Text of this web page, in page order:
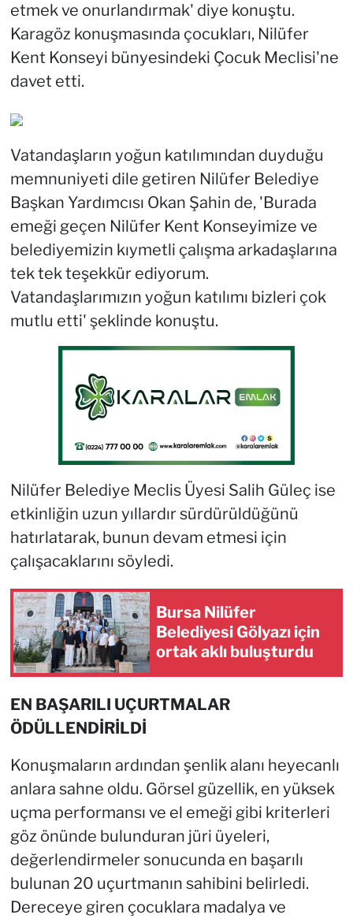
etmek ve onurlandırmak' diye konuştu.
Karagöz konuşmasında çocukları, Nilüfer
Kent Konseyi bünyesindeki Çocuk Meclisi'ne
davet etti.
Vatandaşların yoğun katılımından duyduğu
memnuniyeti dile getiren Nilüfer Belediye
Başkan Yardımcısı Okan Şahin de, 'Burada
emeği geçen Nilüfer Kent Konseyimize ve
belediyemizin kıymetli çalışma arkadaşlarına
tek tek teşekkür ediyorum.
Vatandaşlarımızın yoğun katılımı bizleri çok
mutlu etti' şeklinde konuştu.
Nilüfer Belediye Meclis Üyesi Salih Güleç ise
etkinliğin uzun yıllardır sürdürüldüğünü
hatırlatarak, bunun devam etmesi için
çalışacaklarını söyledi.
Bursa Nilüfer
Belediyesi Gölyazı için
ortak aklı buluşturdu
EN BAŞARILI UÇURTMALAR
ÖDÜLLENDİRİLDİ
Konuşmaların ardından şenlik alanı heyecanlı
anlara sahne oldu. Görsel güzellik, en yüksek
uçma performansı ve el emeği gibi kriterleri
göz önünde bulunduran jüri üyeleri,
değerlendirmeler sonucunda en başarılı
bulunan 20 uçurtmanın sahibini belirledi.
Dereceye giren çocuklara madalya ve